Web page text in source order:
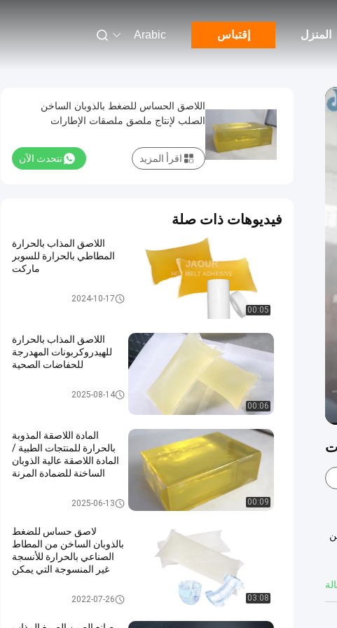
المنزل إقتباس Arabic
اللاصق الحساس للضغط بالذوبان الساخن
الصلب لإنتاج ملصق ملصقات الإطارات
نتحدث الآن اقرأ المزيد
فيديوهات ذات صلة
00:05
اللاصق المذاب بالحرارة
المطاطي بالحرارة للسوبر
ماركت
مادة لاصقة حساسة للضغط تذوب
2024-10-17
00:06
اللاصق المذاب بالحرارة
للهيدروكربونات المهدرجة
للحفاضات الصحية
مادة لاصقة تذوب الساخنة
2025-08-14
00:09
المادة اللاصقة المذوبة
بالحرارة للمنتجات الطبية /
المادة اللاصقة عالية الذوبان
الساخنة للضمادة المرنة
المادة اللاصقة المذوبة بالحرارة لل
2025-06-13
03:08
لاصق حساس للضغط
بالذوبان الساخن من المطاط
الصناعي بالحرارة للأنسجة
غير المنسوجة التي يمكن
مادة لاصقة حساسة للضغط تذوب
2022-07-26